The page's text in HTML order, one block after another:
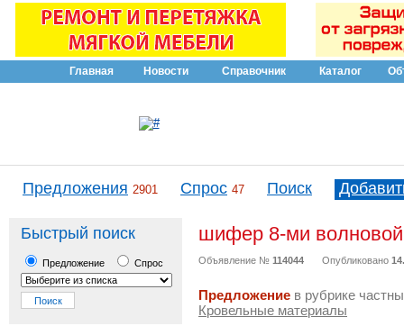
Главная Новости Справочник Каталог
Предложения 2901 Спрос 47 Поиск
Быстрый поиск
Предложение Спрос
шифер 8-ми волновой
Объявление № 114044 Опубликовано
Предложение в рубрике
Кровельные материалы